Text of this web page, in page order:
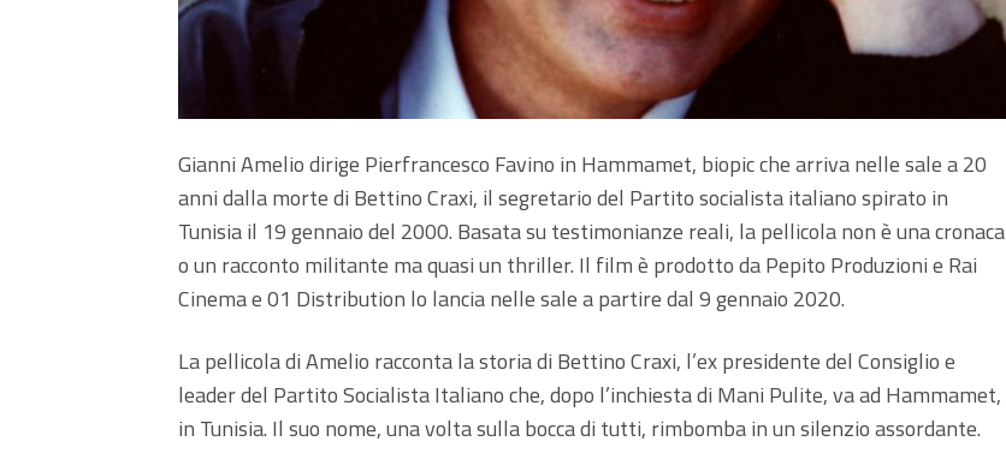
Gianni Amelio dirige Pierfrancesco Favino in Hammamet, biopic che arriva nelle sale a 20
anni dalla morte di Bettino Craxi, il segretario del Partito socialista italiano spirato in
Tunisia il 19 gennaio del 2000. Basata su testimonianze reali, la pellicola non è una cronaca
o un racconto militante ma quasi un thriller. Il film è prodotto da Pepito Produzioni e Rai
Cinema e 01 Distribution lo lancia nelle sale a partire dal 9 gennaio 2020.
La pellicola di Amelio racconta la storia di Bettino Craxi, l’ex presidente del Consiglio e
leader del Partito Socialista Italiano che, dopo l’inchiesta di Mani Pulite, va ad Hammamet,
in Tunisia. Il suo nome, una volta sulla bocca di tutti, rimbomba in un silenzio assordante.